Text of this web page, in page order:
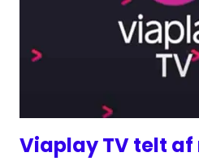
Viaplay TV telt af